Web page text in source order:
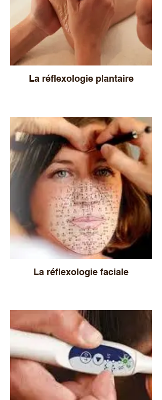
La réflexologie plantaire
La réflexologie faciale